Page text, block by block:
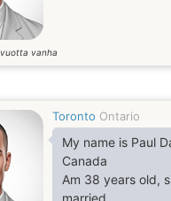
vuotta vanha
Toronto Ontario
My name is Paul
Canada
Am 38 years old,
married